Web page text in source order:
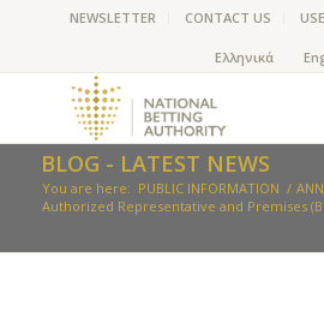
NEWSLETTER CONTACT US
BLOG - LATEST NEWS
You are here: PUBLIC INFORMATION /
Authorized Representative and Premises